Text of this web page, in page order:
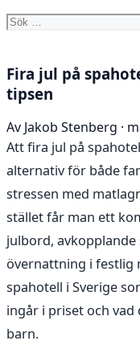
Sök
Fira jul på
tipsen
Av Jakob Stenberg ·
Att fira jul på
alternativ för både
stressen med
stället får man ett
julbord,
övernattning i festlig
spahotell i Sverige
ingår i priset och
barn.